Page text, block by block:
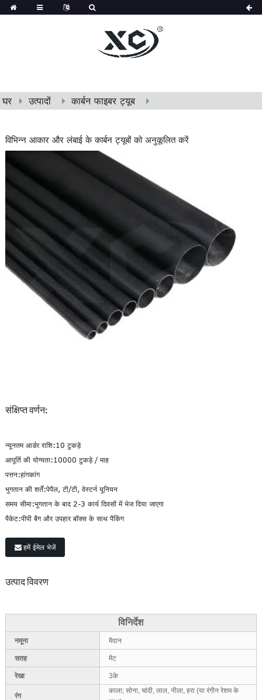
घर उत्पादों कार्बन फाइबर ट्यूब
विभिन्न आकार और लंबाई के कार्बन ट्यूबों को अनुकूलित करें
संक्षिप्त वर्णन:
न्यूनतम आर्डर राशि:10 टुकड़े
आपूर्ति की योग्यता:10000 टुकड़े / माह
पत्तन:हांगकांग
भुगतान की शर्तें:पेपैल, टी/टी, वेस्टर्न यूनियन
समय सीमा:भुगतान के बाद 2-3 कार्य दिवसों में भेज दिया जाएगा
पैकेट:पीपी बैग और उपहार बॉक्स के साथ पैकिंग
हमें ईमेल भेजें
उत्पाद विवरण
विनिर्देश
नमूना मैदान
सतह मैट
रेखा 3के
रंग
काला; सोना, चांदी, लाल, नीला, हरा (या रंगीन रेशम के